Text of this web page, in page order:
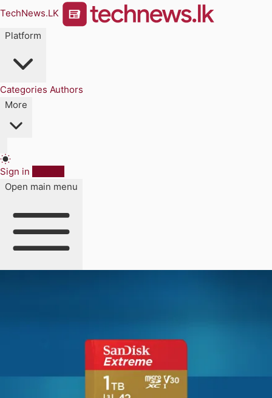
TechNews.LK
Platform
Categories Authors
More
Sign in
Open main menu